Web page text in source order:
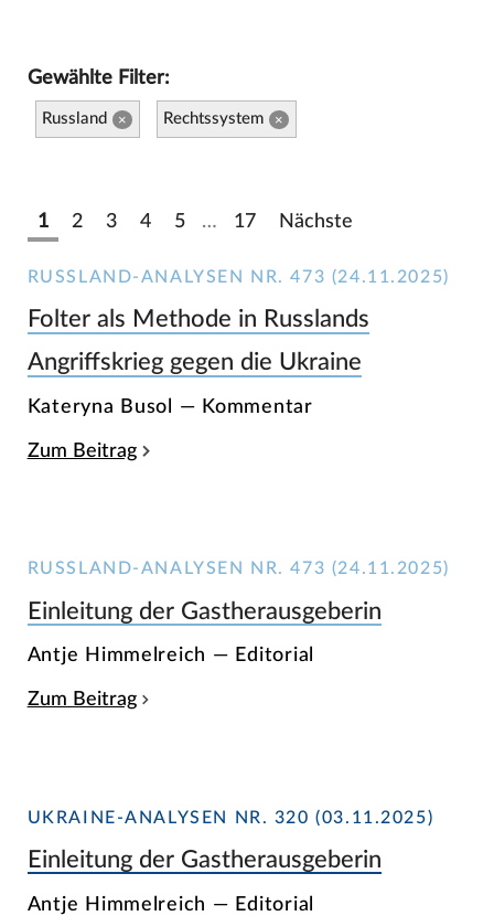
Gewählte Filter:
Russland × Rechtssystem ×
1 2 3 4 5 … 17 Nächste
RUSSLAND-ANALYSEN NR. 473 (24.11.2025)
Folter als Methode in Russlands
Angriffskrieg gegen die Ukraine
Kateryna Busol — Kommentar
Zum Beitrag
RUSSLAND-ANALYSEN NR. 473 (24.11.2025)
Einleitung der Gastherausgeberin
Antje Himmelreich — Editorial
Zum Beitrag
UKRAINE-ANALYSEN NR. 320 (03.11.2025)
Einleitung der Gastherausgeberin
Antje Himmelreich — Editorial